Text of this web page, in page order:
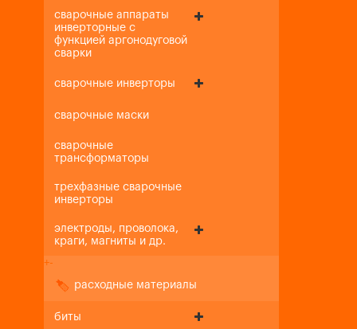
сварочные аппараты
инверторные с
функцией аргонодуговой
сварки
сварочные инверторы
сварочные маски
сварочные
трансформаторы
трехфазные сварочные
инверторы
электроды, проволока,
краги, магниты и др.
+-
расходные материалы
биты